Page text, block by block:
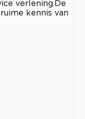
verlening.De
kennis van